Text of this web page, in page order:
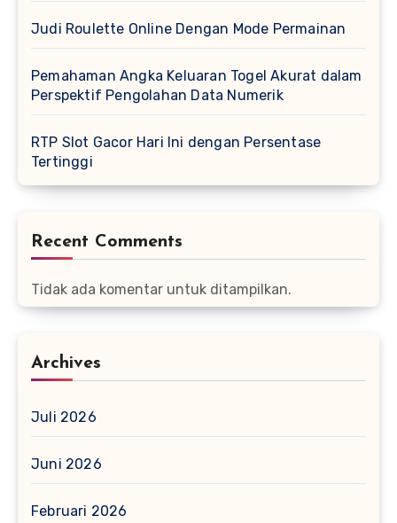
Judi Roulette Online Dengan Mode Permainan
Pemahaman Angka Keluaran Togel Akurat dalam
Perspektif Pengolahan Data Numerik
RTP Slot Gacor Hari Ini dengan Persentase
Tertinggi
Recent Comments
Tidak ada komentar untuk ditampilkan.
Archives
Juli 2026
Juni 2026
Februari 2026